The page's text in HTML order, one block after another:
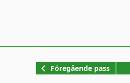
Föregående pass